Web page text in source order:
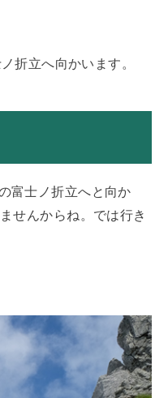
折立へ向かいます。
富士ノ折立へと向か
せんからね。では行き